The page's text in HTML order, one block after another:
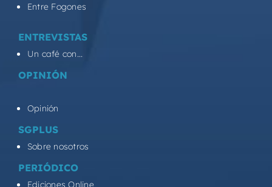
Entre Fogones
ENTREVISTAS
Un café con...
OPINIÓN
Opinión
SGPLUS
Sobre nosotros
PERIÓDICO
Ediciones Online